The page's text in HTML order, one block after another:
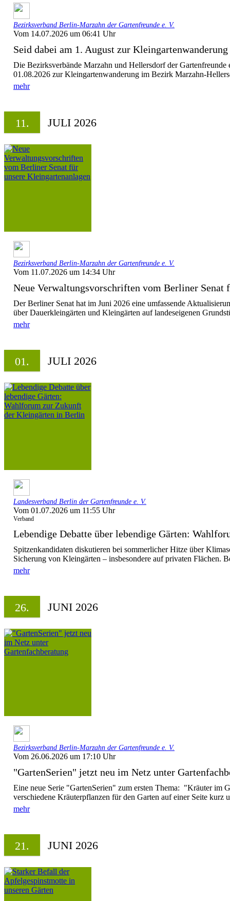
Bezirksverband Berlin-Marzahn der Gartenfreunde e. V.
Vom 14.07.2026 um 06:41 Uhr
Seid dabei am 1. August zur
Die Bezirksverbände Marzahn und Hellersdorf der Gartenfreunde
01.08.2026 zur Kleingartenwanderung im Bezirk Marzahn-
mehr
11. JULI 2026
Bezirksverband Berlin-Marzahn der Gartenfreunde e. V.
Vom 11.07.2026 um 14:34 Uhr
Neue Verwaltungsvorschriften vom Berliner Senat
Der Berliner Senat hat im Juni 2026 eine umfassende
über Dauerkleingärten und Kleingärten auf landeseigenen
mehr
01. JULI 2026
Landesverband Berlin der Gartenfreunde e. V.
Vom 01.07.2026 um 11:55 Uhr
Verband
Lebendige Debatte über lebendige Gärten:
Spitzenkandidaten diskutieren bei sommerlicher Hitze über
Sicherung von Kleingärten – insbesondere auf privaten Flächen.
mehr
26. JUNI 2026
Bezirksverband Berlin-Marzahn der Gartenfreunde e. V.
Vom 26.06.2026 um 17:10 Uhr
"GartenSerien" jetzt neu im Netz unter
Eine neue Serie "GartenSerien" zum ersten Thema: "Kräuter im
verschiedene Kräuterpflanzen für den Garten auf einer Seite kurz
mehr
21. JUNI 2026